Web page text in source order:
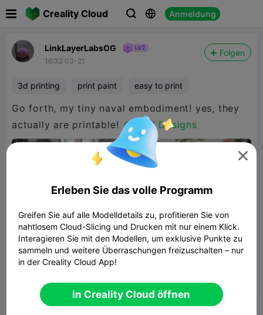
Creality Cloud   Anmeldung
LinkLayerLabsOG
16:32 03-21
Folgen
3d printing print paint easy to print
Go forth, my tiny naval embodiment! yes, they
actually are printable! @KVM Designs
Bericht 11 

Erleben Sie das volle Programm
Greifen Sie auf alle Modelldetails zu, profitieren Sie von
nahtlosem Cloud-Slicing und Drucken mit nur einem Klick.
Interagieren Sie mit den Modellen, um exklusive Punkte zu
sammeln und weitere Überraschungen freizuschalten – nur
in der Creality Cloud App!
In Creality Cloud öffnen